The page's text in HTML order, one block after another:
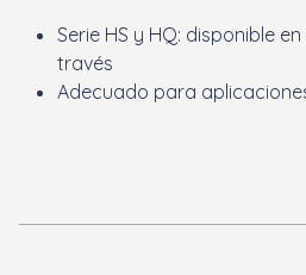
Serie HS y HQ: disponible
través
Adecuado para